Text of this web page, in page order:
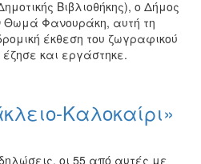
Βιβλιοθήκης), ο Δήμος
Θωμά Φανουράκη, αυτή τη
έκθεση του ζωγραφικού
και εργάστηκε.
Καλοκαίρι»
οι 55 από αυτές με